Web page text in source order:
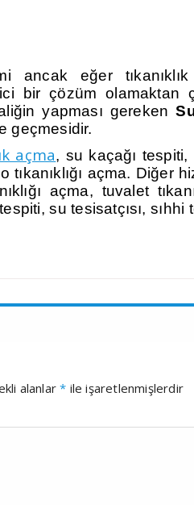
ancak eğer
bir çözüm olamaktan
yapması gereken
geçmesidir.
açma, su kaçağı
tıkanıklığı açma. Diğer
açma, tuvalet
su tesisatçısı, sıhhi
alanlar* ile işaretlenmişlerdir